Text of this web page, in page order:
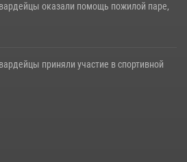
оказали помощь пожилой паре,
приняли участие в спортивной